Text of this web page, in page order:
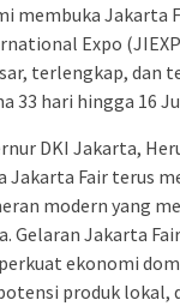
membuka Jakarta
Expo
terlengkap, dan
33 hari hingga 16
DKI Jakarta,
Jakarta Fair terus
modern yang
Gelaran Jakarta
ekonomi
produk lokal,